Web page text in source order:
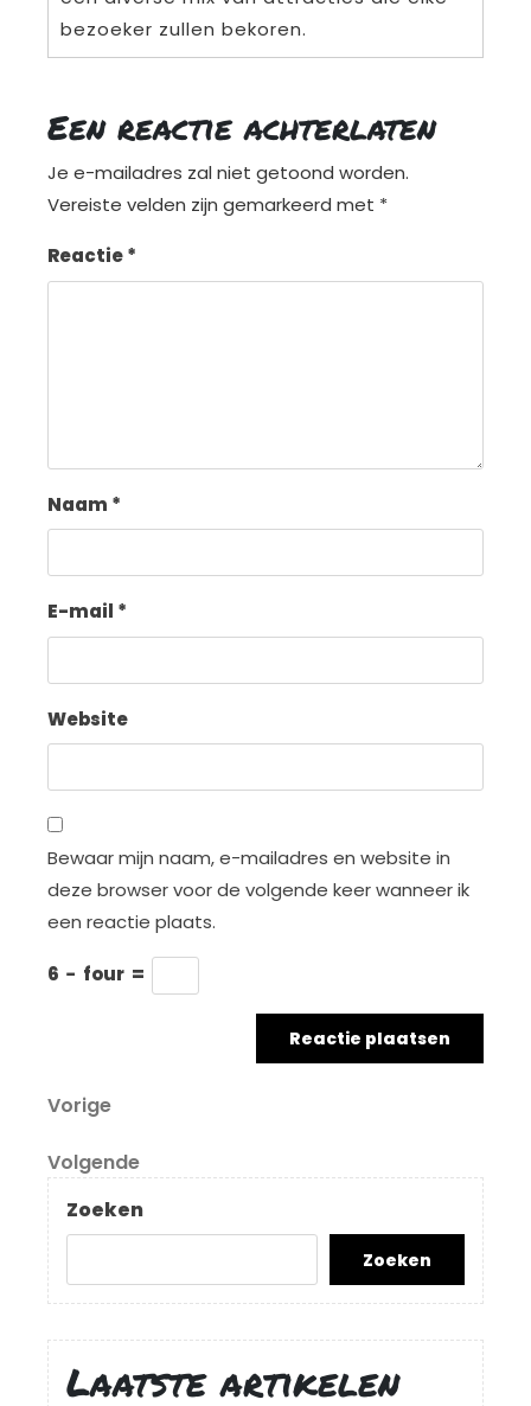
bezoeker zullen bekoren.
Een reactie achterlaten
Je e-mailadres zal niet getoond worden.
Vereiste velden zijn gemarkeerd met *
Reactie*
Naam *
E-mail *
Website
Bewaar mijn naam, e-mailadres en website in
deze browser voor de volgende keer wanneer ik
een reactie plaats.
6 − four =
Berichtnavigatie
Vorig
Vorige
Volgend
bericht
Volgende
Zoeken
Zoeken
Laatste artikelen